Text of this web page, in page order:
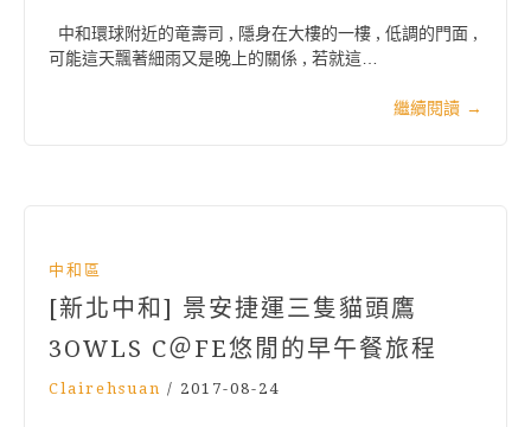
中和環球附近的竜壽司 , 隱身在大樓的一樓 , 低調的門面 ,
可能這天飄著細雨又是晚上的關係 , 若就這…
繼續閱讀 →
中和區
[新北中和] 景安捷運三隻貓頭鷹
3OWLS C＠FE悠閒的早午餐旅程
Clairehsuan / 2017-08-24